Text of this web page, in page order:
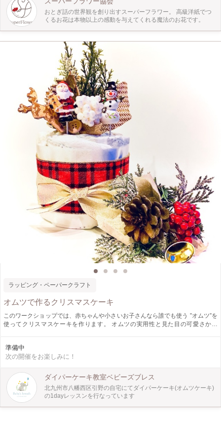
おとぎ話の世界観を創り出すスーパーフラワー。 高級洋紙でつ
くるお花は本物以上の感動を与えてくれる魔法のお花です。
ラッピング・ペーパークラフト
オムツで作るクリスマスケーキ
このワークショップでは、赤ちゃんや小さいお子さんなら誰でも使う ”オムツ”を
使ってクリスマスケーキを作ります。 オムツの実用性と見た目の可愛さから
ったりなので ちょっとしたクリスマスプレゼントや クリスマスケーキをまだ食
べれないお子さんやお孫さんへの クリスマスプレゼントにも最適です。 オムツ
っていただけます。 お子様連れも大歓迎！ 赤ちゃんをお連れの方はおんぶかベ
ビーカーが 作業しやすいかと思います。 赤ちゃんがぐずってしまったり、作業
が進まない時は お手伝いさせていただきますのでご安心ください。 2〜３歳のお
子様にはピックの飾り付けのお手伝いを お願いしたり一緒に楽しめるかと思い
ます。 1度作り方を覚えていただけたら ひな祭りやハロウィンなど様々なイベン
準備中
次の開催をお楽しみに！
ダイパーケーキ教室ベビーズブレス
北九州市八幡西区引野の自宅にてダイパーケーキ(オムツケーキ)
の1dayレッスンを行なっています